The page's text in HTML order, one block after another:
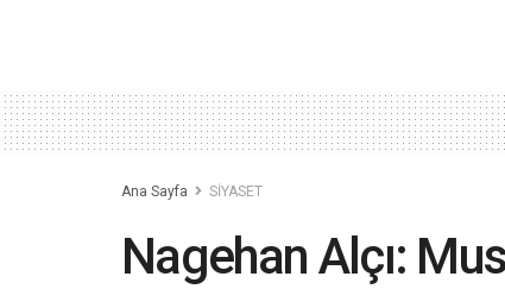
Ana Sayfa SİYASET
Nagehan Alçı: